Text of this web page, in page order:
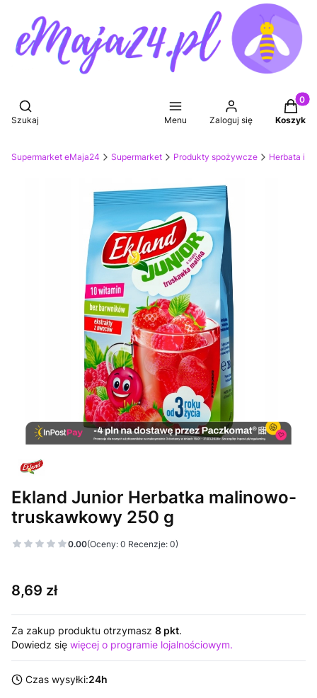
Otwórz wyszukiwarkę
Szukaj Menu Zaloguj się Koszyk
Supermarket eMaja24 Supermarket Produkty spożywcze Herbata i
Ekland Junior Herbatka malinowo-
truskawkowy 250 g
0.00(Oceny: 0 Recenzje: 0)
Cena
8,69 zł
Za zakup produktu otrzymasz 8 pkt.
Dowiedz się więcej o programie lojalnościowym.
Czas wysyłki:24h